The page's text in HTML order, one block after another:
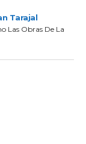
Tarajal
Las Obras De La